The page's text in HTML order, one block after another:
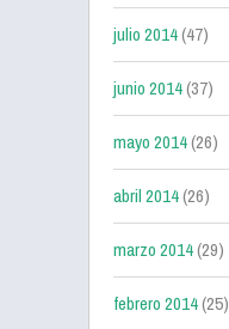
julio 2014(47)
junio 2014(37)
mayo 2014(26)
abril 2014(26)
marzo 2014(29)
febrero 2014(25)